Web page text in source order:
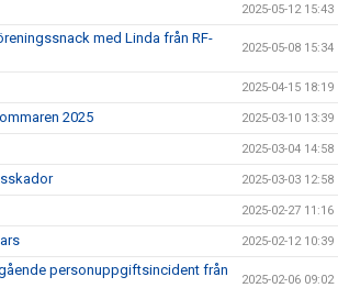
2025-05-12 15:43
med Linda från RF-
2025-05-08 15:34
2025-04-15 18:19
2025 2025-03-10 13:39
2025-03-04 14:58
2025-03-03 12:58
2025-02-27 11:16
2025-02-12 10:39
personuppgiftsincident från
2025-02-06 09:02